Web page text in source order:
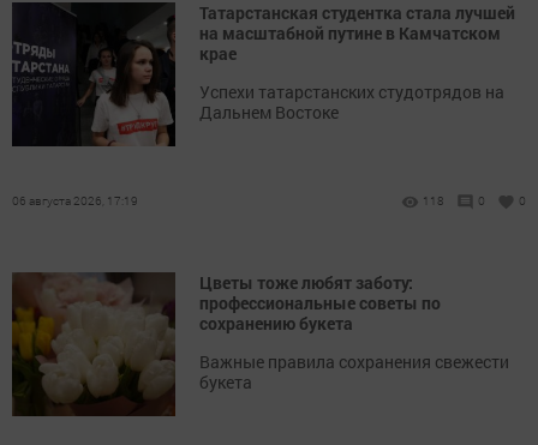
Татарстанская студентка стала лучшей
на масштабной путине в Камчатском
крае
Успехи татарстанских студотрядов на
Дальнем Востоке
06 августа 2026, 17:19 118 0 0
Цветы тоже любят заботу:
профессиональные советы по
сохранению букета
Важные правила сохранения свежести
букета